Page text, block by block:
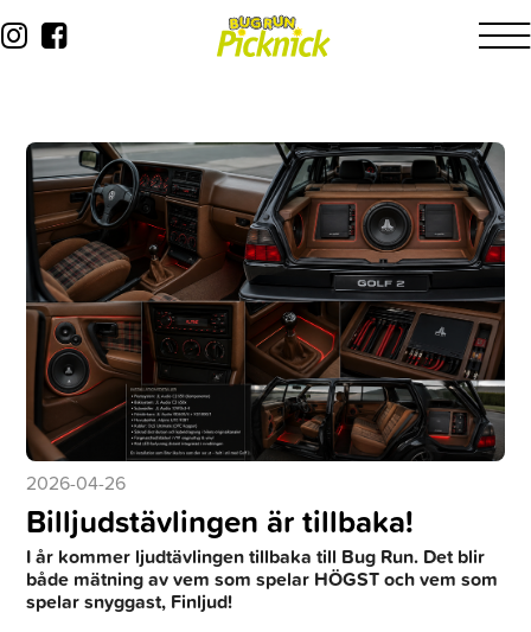
2026-04-26
Billjudstävlingen är tillbaka!
I år kommer ljudtävlingen tillbaka till Bug Run. Det blir
både mätning av vem som spelar HÖGST och vem som
spelar snyggast, Finljud!